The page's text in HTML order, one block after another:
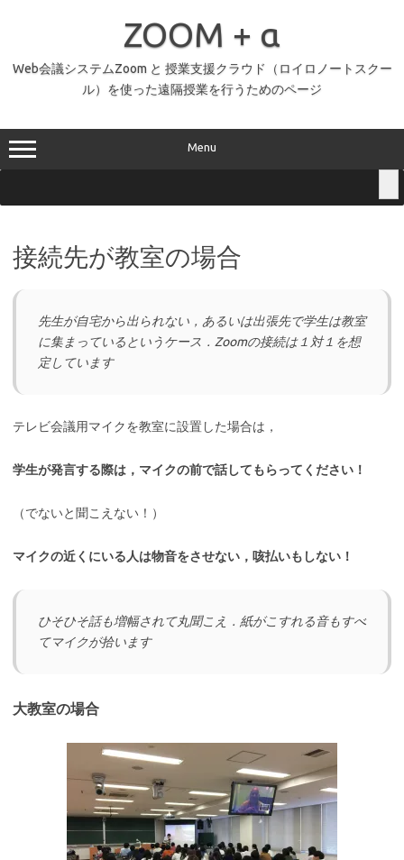
ZOOM + α
Web会議システムZoom と 授業支援クラウド（ロイロノートスクー
ル）を使った遠隔授業を行うためのページ
Menu
接続先が教室の場合
先生が自宅から出られない，あるいは出張先で学生は教室
に集まっているというケース．Zoomの接続は１対１を想
定しています
テレビ会議用マイクを教室に設置した場合は，
学生が発言する際は， マイクの前で話してもらってください！
（でないと聞こえない！）
マイクの近くにいる人は物音をさせない ， 咳払いもしない ！
ひそひそ話も増幅されて丸聞こえ．紙がこすれる音もすべ
てマイクが拾います
大教室の場合